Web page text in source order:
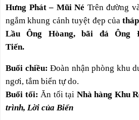
Hưng Phát – Mũi Né Trên đường
ngắm khung cảnh tuyệt đẹp của
Lầu Ông Hòang, bãi đá Ông
Tiến.
Buổi chiều: Đoàn nhận phòng khu
ngơi, tắm biển tự do.
Buổi tối: Ăn tối tại Nhà hàng Khu
trình, Lời của Biển